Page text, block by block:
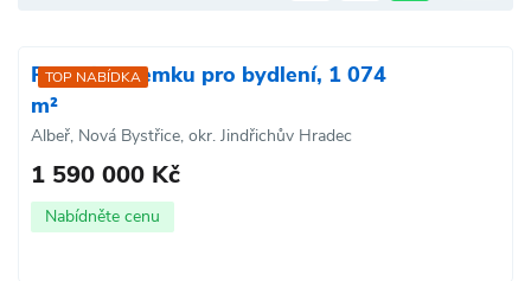
TOP NABÍDKA
Prodej pozemku pro bydlení, 1 074
m²
Albeř, Nová Bystřice, okr. Jindřichův Hradec
1 590 000 Kč
Nabídněte cenu